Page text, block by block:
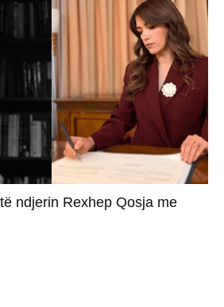
ndjerin Rexhep Qosja me